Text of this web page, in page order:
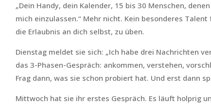
„Dein Handy, dein Kalender, 15 bis 30 Menschen,
mich einzulassen.“ Mehr nicht. Kein besonderes
die Erlaubnis an dich selbst, zu üben.
Dienstag meldet sie sich: „Ich habe drei Nachrichten
das 3-Phasen-Gespräch: ankommen, verstehen,
Frag dann, was sie schon probiert hat. Und erst dann
Mittwoch hat sie ihr erstes Gespräch. Es läuft holprig